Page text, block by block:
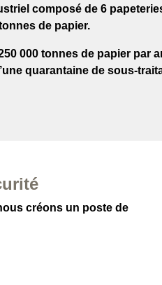
composé de 6
de papier.
000 tonnes de papier par
quarantaine de sous-
créons un poste de